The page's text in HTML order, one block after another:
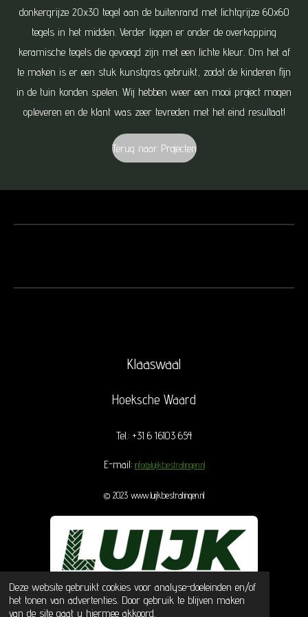
Deze website gebruikt cookies voor analyse-doeleinden en/of
het tonen van advertenties. Door gebruik te blijven maken
van de site gaat u hiermee akkoord.
donkergrijze 20x30 tegel aan de buitenrand met lichtgrijze 60x60
tegels in het midden. Verder liggen er onder de overkapping
keramische tegels die gevoegd zijn met een lichte kleur. Om het af
te maken is er een stuk kunstgras gebruikt, zodat de kinderen fijn
in de tuin konden spelen. Wij hebben weer een mooi project mogen
opleveren en de klant was zeer tevreden met het eind resultaat!
Terug naar Projecten
Klaaswaal
Hoeksche Waard
Tel.: +31 6 16103 654
E-mail: info@luijkbestratingen.nl
© 2023 www.luijkbestratingen.nl